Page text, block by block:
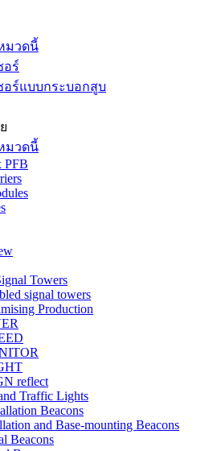
มวดนี้
อร์
อร์แบบกระบอกสูบ
มวดนี้
PFB
Towers
signal towers
Production
reflect
Traffic Lights
Beacons
and Base-mounting Beacons
Beacons